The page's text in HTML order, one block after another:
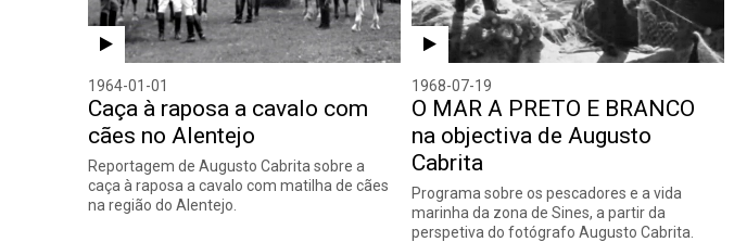
1964-01-01
Caça à raposa a cavalo com
cães no Alentejo
Reportagem de Augusto Cabrita sobre a
caça à raposa a cavalo com matilha de cães
na região do Alentejo.
1968-07-19
O MAR A PRETO E BRANCO
na objectiva de Augusto
Cabrita
Programa sobre os pescadores e a vida
marinha da zona de Sines, a partir da
perspetiva do fotógrafo Augusto Cabrita.